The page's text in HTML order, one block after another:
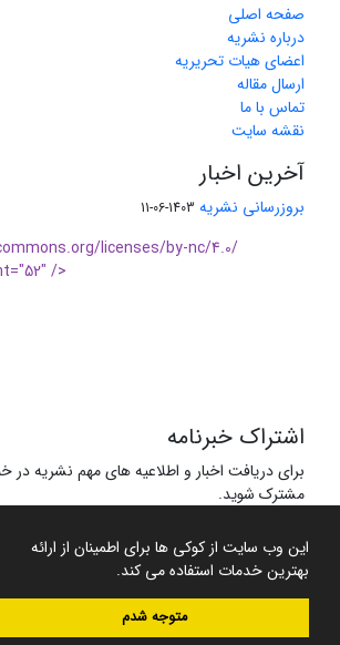
این وب سایت از کوکی ها برای اطمینان از ارائه
بهترین خدمات استفاده می کند.
متوجه شدم
صفحه اصلی
درباره نشریه
اعضای هیات تحریریه
ارسال مقاله
تماس با ما
نقشه سایت
آخرین اخبار
بروزرسانی نشریه 1403-06-11
licenses/by-nc/4.0/
/>
اشتراک خبرنامه
برای دریافت اخبار و اطلاعیه های مهم نشریه در
مشترک شوید.
سامانه مدیریت نشریات علمی.طراحی و پیاده